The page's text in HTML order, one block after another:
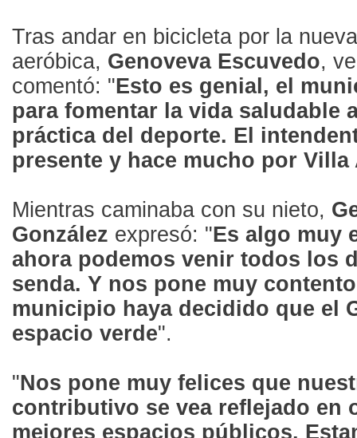
Tras andar en bicicleta por la
aeróbica, Genoveva Escuvedo,
comentó: "Esto es genial, el
para fomentar la vida saludable
práctica del deporte. El
presente y hace mucho por Villa
Mientras caminaba con su nieto,
González expresó: "Es algo muy
ahora podemos venir todos los
senda. Y nos pone muy
municipio haya decidido que el
espacio verde".
"Nos pone muy felices que
contributivo se vea reflejado en
mejores espacios públicos.